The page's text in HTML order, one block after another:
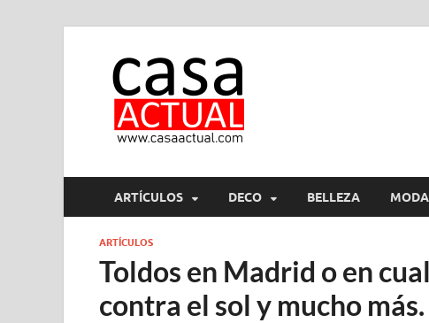
ARTÍCULOS DECO BELLEZA MODA
ARTÍCULOS
Toldos en Madrid o en
contra el sol y mucho más.